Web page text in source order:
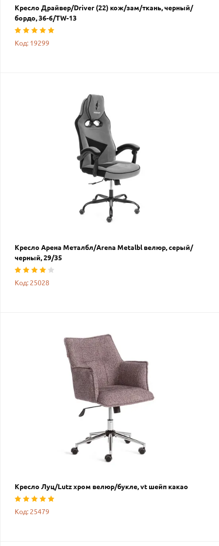
Кресло Драйвер/Driver (22) кож/зам/ткань, черный/
бордо, 36-6/TW-13
Код: 19299
Кресло Арена Металбл/Arena Metalbl велюр, серый/
черный, 29/35
Код: 25028
Кресло Луц/Lutz хром велюр/букле, vt шейп какао
Код: 25479